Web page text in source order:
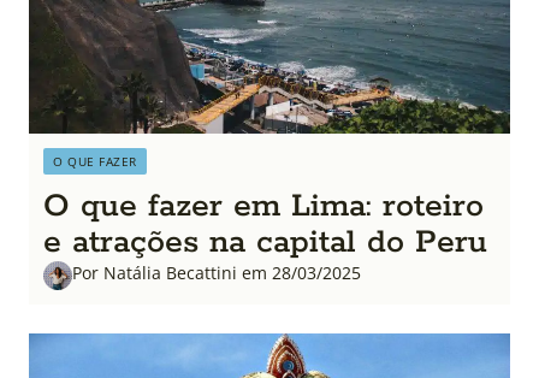
O QUE FAZER
O que fazer em Lima: roteiro
e atrações na capital do Peru
Por Natália Becattini em 28/03/2025